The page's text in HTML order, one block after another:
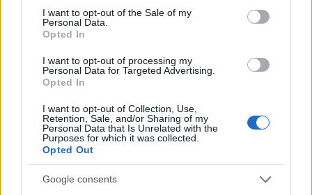
consent section.
I want to opt-out of the Sale of my
Personal Data.
Opted In
I want to opt-out of processing my
Personal Data for Targeted Advertising.
Opted In
I want to opt-out of Collection, Use,
Retention, Sale, and/or Sharing of my
Personal Data that Is Unrelated with the
Purposes for which it was collected.
Opted Out
Google consents